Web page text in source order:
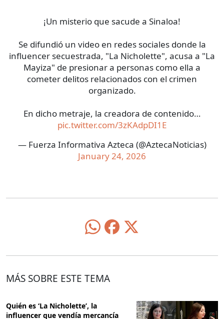
¡Un misterio que sacude a Sinaloa!
Se difundió un video en redes sociales donde la
influencer secuestrada, "La Nicholette", acusa a "La
Mayiza" de presionar a personas como ella a
cometer delitos relacionados con el crimen
organizado.
En dicho metraje, la creadora de contenido…
pic.twitter.com/3zKAdpDI1E
— Fuerza Informativa Azteca (@AztecaNoticias)
January 24, 2026
MÁS SOBRE ESTE TEMA
Quién es ‘La Nicholette’, la
influencer que vendía mercancía